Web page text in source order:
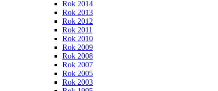
Rok 2014
Rok 2013
Rok 2012
Rok 2011
Rok 2010
Rok 2009
Rok 2008
Rok 2007
Rok 2005
Rok 2003